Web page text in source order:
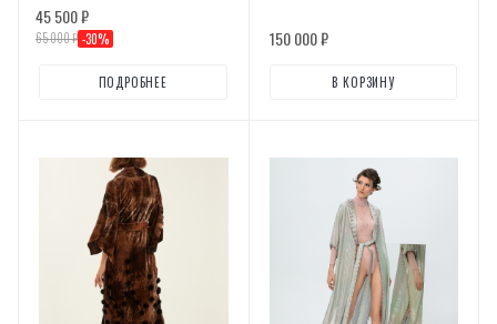
45 500 ₽
65 000 ₽ -30%
ПОДРОБНЕЕ
150 000₽
В КОРЗИНУ